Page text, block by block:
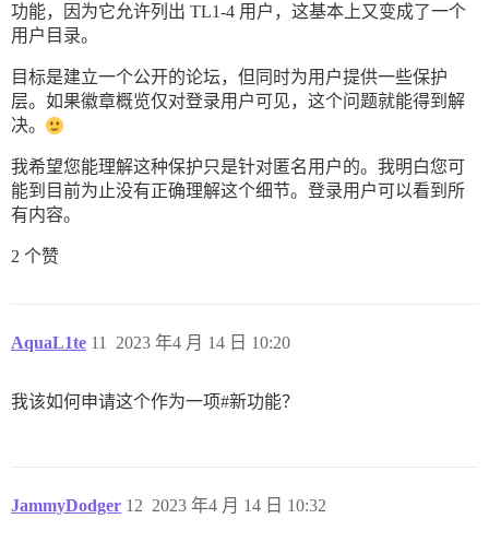
功能，因为它允许列出 TL1-4 用户，这基本上又变成了一个
用户目录。
目标是建立一个公开的论坛，但同时为用户提供一些保护
层。如果徽章概览仅对登录用户可见，这个问题就能得到解
决。
我希望您能理解这种保护只是针对匿名用户的。我明白您可
能到目前为止没有正确理解这个细节。登录用户可以看到所
有内容。
2 个赞
AquaL1te 2023 年4 月 14 日 10:20
11
我该如何申请这个作为一项#新功能？
JammyDodger 2023 年4 月 14 日 10:32
12